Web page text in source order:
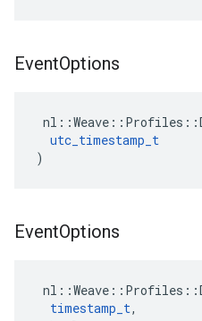
EventOptions
utc_timestamp_t
)
EventOptions
timestamp_t,